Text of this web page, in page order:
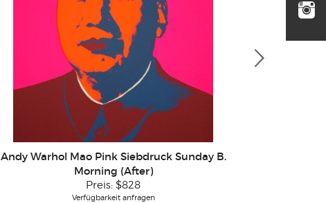
Andy Warhol Mao Pink Siebdruck Sunday B.
Morning (After)
Preis:$828
Verfügbarkeit anfragen